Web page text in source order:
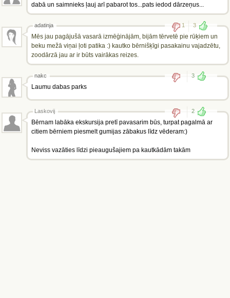
dabā un saimnieks ļauj arī pabarot tos...pats iedod dārzeņus...
adatinja 1 3
Mēs jau pagājušā vasarā izmēģinājām, bijām tērvetē pie rūķiem un
beku mežā viņai ļoti patika :) kautko bērnišķīgi pasakainu vajadzētu,
zoodārzā jau ar ir būts vairākas reizes.
nakc 3
Laumu dabas parks
Laskovij 2
Bērnam labāka ekskursija pretī pavasarim būs, turpat pagalmā ar
citiem bērniem piesmelt gumijas zābakus līdz vēderam:)
Neviss vazāties līdzi pieaugušajiem pa kautkādām takām